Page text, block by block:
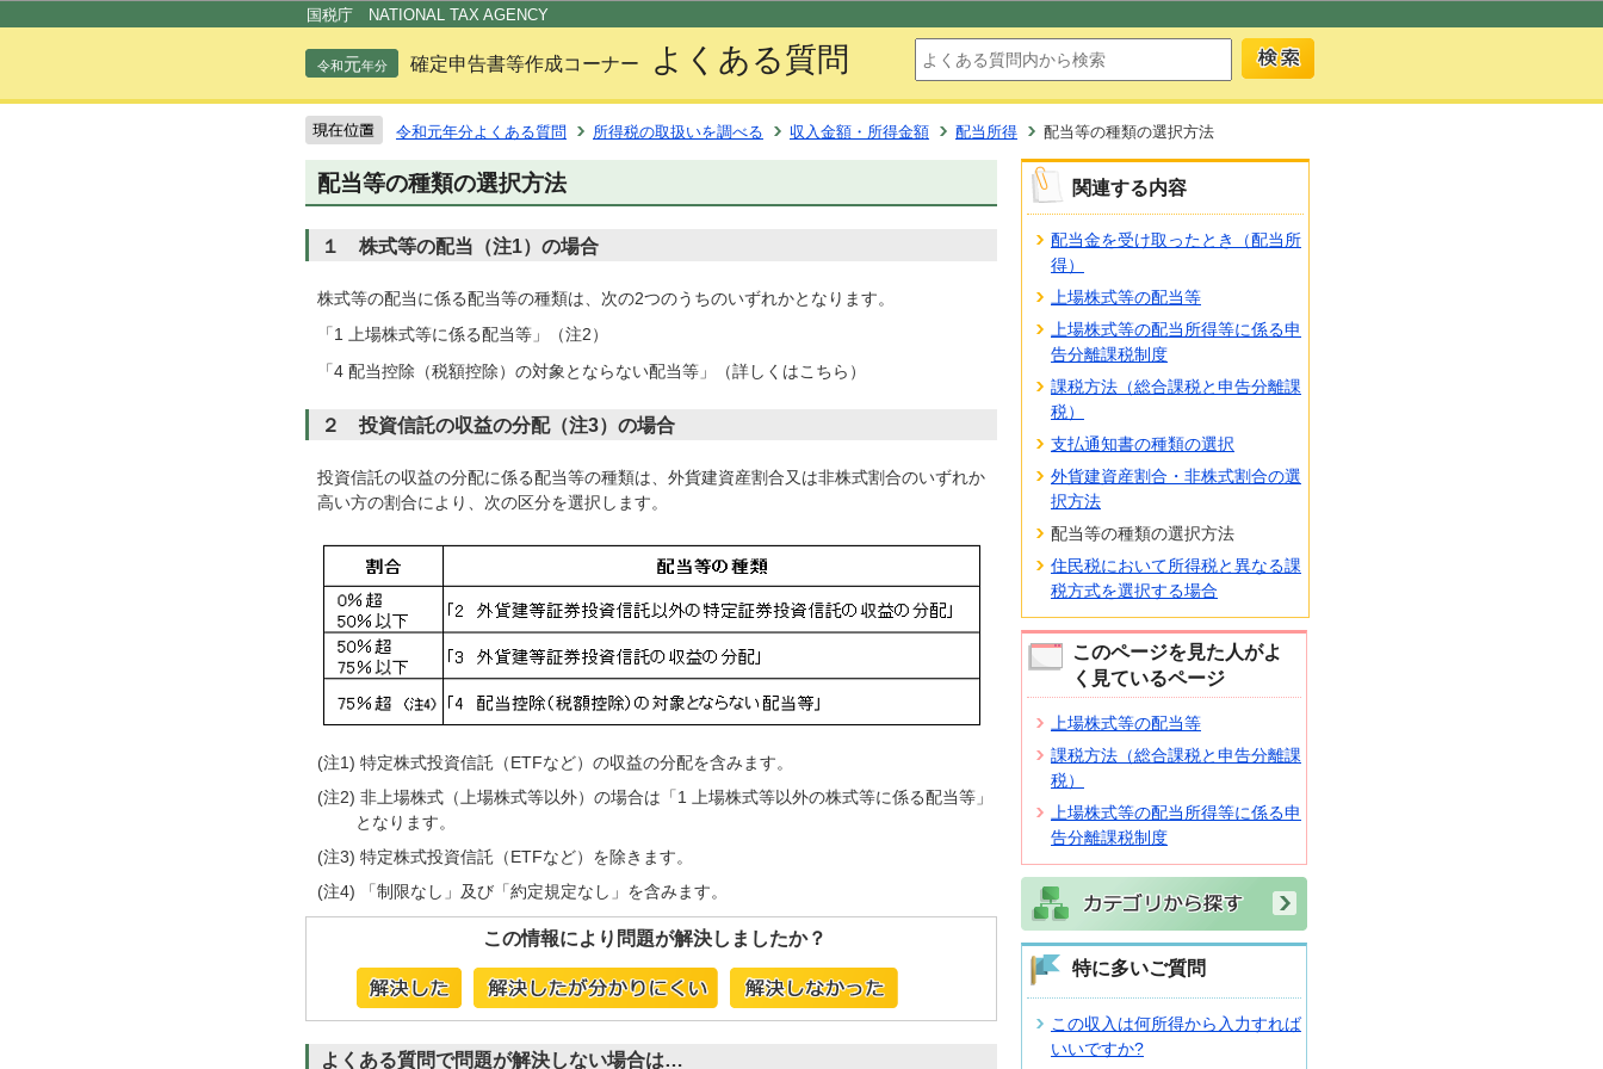
国税庁 NATIONAL TAX AGENCY
令和元年分 確定申告書等作成コーナー よくある質問
令和元年分よくある質問 所得税の取扱いを調べる 収入金額・所得金額 配当所得 配当等の種類の選択方法
配当等の種類の選択方法
１ 株式等の配当（注1）の場合
株式等の配当に係る配当等の種類は、次の2つのうちのいずれかとなります。
「1 上場株式等に係る配当等」（注2）
「4 配当控除（税額控除）の対象とならない配当等」（詳しくはこちら）
２ 投資信託の収益の分配（注3）の場合
投資信託の収益の分配に係る配当等の種類は、外貨建資産割合又は非株式割合のいずれか
高い方の割合により、次の区分を選択します。
(注1) 特定株式投資信託（ETFなど）の収益の分配を含みます。
(注2) 非上場株式（上場株式等以外）の場合は「1 上場株式等以外の株式等に係る配当等」
となります。
(注3) 特定株式投資信託（ETFなど）を除きます。
(注4) 「制限なし」及び「約定規定なし」を含みます。
この情報により問題が解決しましたか？
よくある質問で問題が解決しない場合は…
関連する内容
配当金を受け取ったとき（配当所
得）
上場株式等の配当等
上場株式等の配当所得等に係る申
告分離課税制度
課税方法（総合課税と申告分離課
税）
支払通知書の種類の選択
外貨建資産割合・非株式割合の選
択方法
配当等の種類の選択方法
住民税において所得税と異なる課
税方式を選択する場合
このページを見た人がよ
く見ているページ
上場株式等の配当等
課税方法（総合課税と申告分離課
税）
上場株式等の配当所得等に係る申
告分離課税制度
特に多いご質問
この収入は何所得から入力すれば
いいですか?